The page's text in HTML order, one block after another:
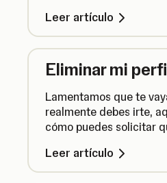
Leer artículo
Eliminar mi
Lamentamos que te
realmente debes irte,
cómo puedes solicitar
Leer artículo